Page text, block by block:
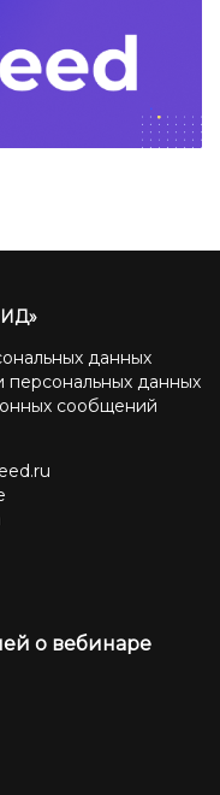
данных
данных
сообщений
о вебинаре